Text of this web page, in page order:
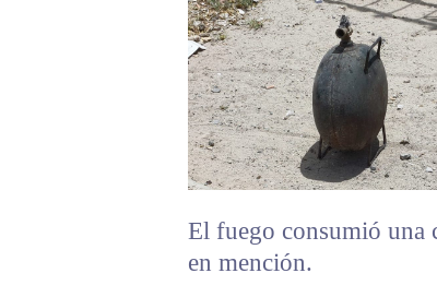
El fuego consumió una
en mención.